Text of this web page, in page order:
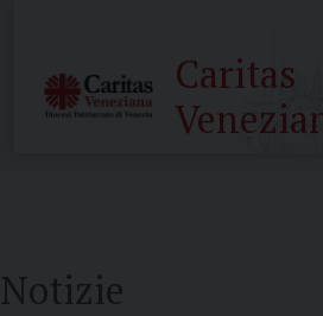
content
Caritas
Notizie